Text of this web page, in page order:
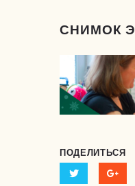
СНИМОК
ПОДЕЛИТЬСЯ